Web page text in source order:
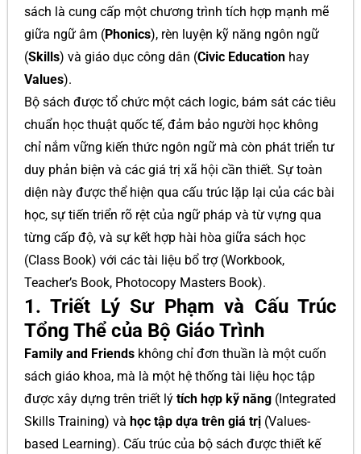
sách là cung cấp một chương trình tích hợp mạnh mẽ
giữa ngữ âm (Phonics), rèn luyện kỹ năng ngôn ngữ
(Skills) và giáo dục công dân (Civic Education hay
Values).
Bộ sách được tổ chức một cách logic, bám sát các tiêu
chuẩn học thuật quốc tế, đảm bảo người học không
chỉ nắm vững kiến thức ngôn ngữ mà còn phát triển tư
duy phản biện và các giá trị xã hội cần thiết. Sự toàn
diện này được thể hiện qua cấu trúc lặp lại của các bài
học, sự tiến triển rõ rệt của ngữ pháp và từ vựng qua
từng cấp độ, và sự kết hợp hài hòa giữa sách học
(Class Book) với các tài liệu bổ trợ (Workbook,
Teacher’s Book, Photocopy Masters Book).
1. Triết Lý Sư Phạm và Cấu Trúc
Tổng Thể của Bộ Giáo Trình
Family and Friends không chỉ đơn thuần là một cuốn
sách giáo khoa, mà là một hệ thống tài liệu học tập
được xây dựng trên triết lý tích hợp kỹ năng (Integrated
Skills Training) và học tập dựa trên giá trị (Values-
based Learning). Cấu trúc của bộ sách được thiết kế